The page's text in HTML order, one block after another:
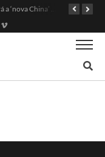
Quem será a ‘nova China’ do agro quando o apetite de Pequim acabar?